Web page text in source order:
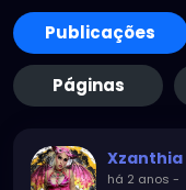
Publicações
Páginas
Xzanthia
há 2 anos -